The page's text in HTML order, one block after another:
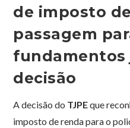
de imposto
passagem
fundamentos
decisão
A decisão do TJPEque
imposto de renda para o